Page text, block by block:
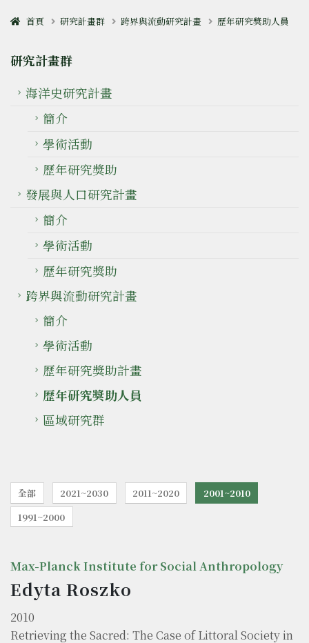
首頁 研究計畫群 跨界與流動研究計畫 歷年研究獎助人員
研究計畫群
海洋史研究計畫
簡介
學術活動
歷年研究獎助
發展與人口研究計畫
簡介
學術活動
歷年研究獎助
跨界與流動研究計畫
簡介
學術活動
歷年研究獎助計畫
歷年研究獎助人員
區域研究群
全部 2021~2030 2011~2020
2001~2010
1991~2000
Max-Planck Institute for Social Anthropology
Edyta Roszko
2010
Retrieving the Sacred: The Case of Littoral Society in